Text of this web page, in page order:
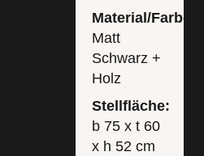
Material/Farbe:
Matt
Schwarz +
Holz
Stellfläche:
b 75 x t 60
x h 52 cm